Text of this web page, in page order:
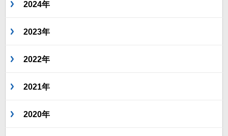
2024年
2023年
2022年
2021年
2020年